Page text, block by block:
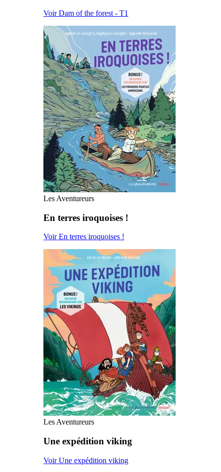
Voir Dam of the forest - T1
Les Aventureurs
En terres iroquoises !
Voir En terres iroquoises !
Les Aventureurs
Une expédition viking
Voir Une expédition viking